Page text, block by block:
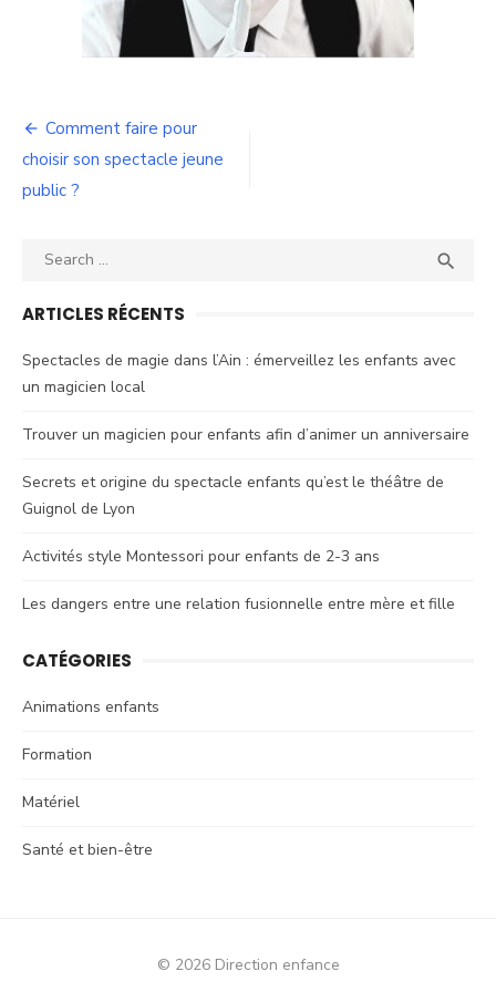
Navigation
de
l’article
Comment faire pour
choisir son spectacle jeune
public ?
Search

ARTICLES RÉCENTS
Spectacles de magie dans l’Ain : émerveillez les enfants avec
un magicien local
Trouver un magicien pour enfants afin d’animer un anniversaire
Secrets et origine du spectacle enfants qu’est le théâtre de
Guignol de Lyon
Activités style Montessori pour enfants de 2-3 ans
Les dangers entre une relation fusionnelle entre mère et fille
CATÉGORIES
Animations enfants
Formation
Matériel
Santé et bien-être
© 2026 Direction enfance